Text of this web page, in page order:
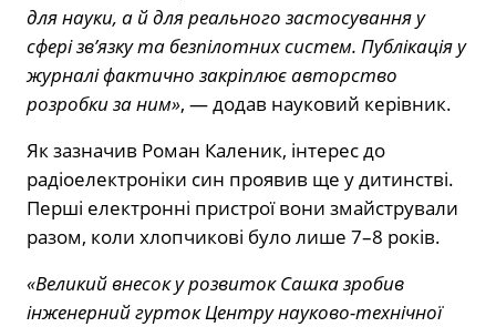
для науки, а й для реального застосування у
сфері зв’язку та безпілотних систем. Публікація у
журналі фактично закріплює авторство
розробки за ним», — додав науковий керівник.
Як зазначив Роман Каленик, інтерес до
радіоелектроніки син проявив ще у дитинстві.
Перші електронні пристрої вони змайстрували
разом, коли хлопчикові було лише 7–8 років.
«Великий внесок у розвиток Сашка зробив
інженерний гурток Центру науково-технічної